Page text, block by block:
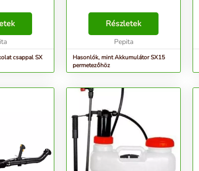
csappal SX
Részletek
Pepita
Hasonlók, mint Akkumulátor SX15
permetezőhöz